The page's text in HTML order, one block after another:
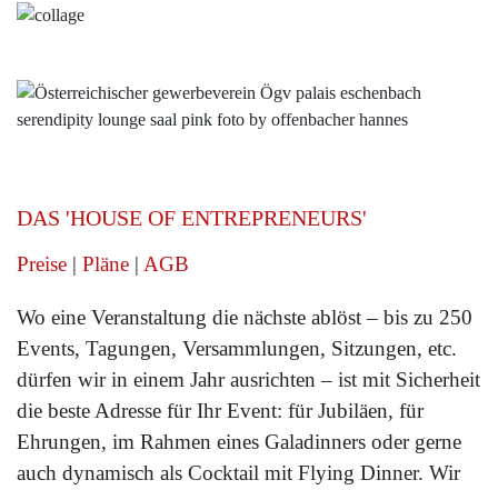
DAS 'HOUSE OF ENTREPRENEURS'
Preise | Pläne | AGB
Wo eine Veranstaltung die nächste ablöst – bis zu 250
Events, Tagungen, Versammlungen, Sitzungen, etc.
dürfen wir in einem Jahr ausrichten – ist mit Sicherheit
die beste Adresse für Ihr Event: für Jubiläen, für
Ehrungen, im Rahmen eines Galadinners oder gerne
auch dynamisch als Cocktail mit Flying Dinner. Wir